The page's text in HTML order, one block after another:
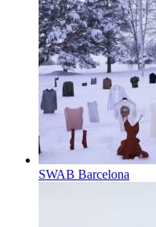
SWAB Barcelona